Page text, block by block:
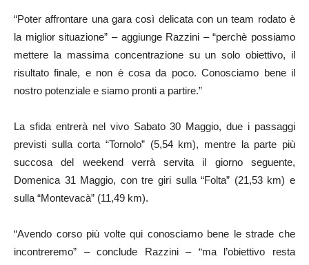
“Poter affrontare una gara così delicata con un team rodato è
la miglior situazione” – aggiunge Razzini – “perchè possiamo
mettere la massima concentrazione su un solo obiettivo, il
risultato finale, e non è cosa da poco. Conosciamo bene il
nostro potenziale e siamo pronti a partire.”
La sfida entrerà nel vivo Sabato 30 Maggio, due i passaggi
previsti sulla corta “Tornolo” (5,54 km), mentre la parte più
succosa del weekend verrà servita il giorno seguente,
Domenica 31 Maggio, con tre giri sulla “Folta” (21,53 km) e
sulla “Montevacà” (11,49 km).
“Avendo corso più volte qui conosciamo bene le strade che
incontreremo” – conclude Razzini – “ma l’obiettivo resta